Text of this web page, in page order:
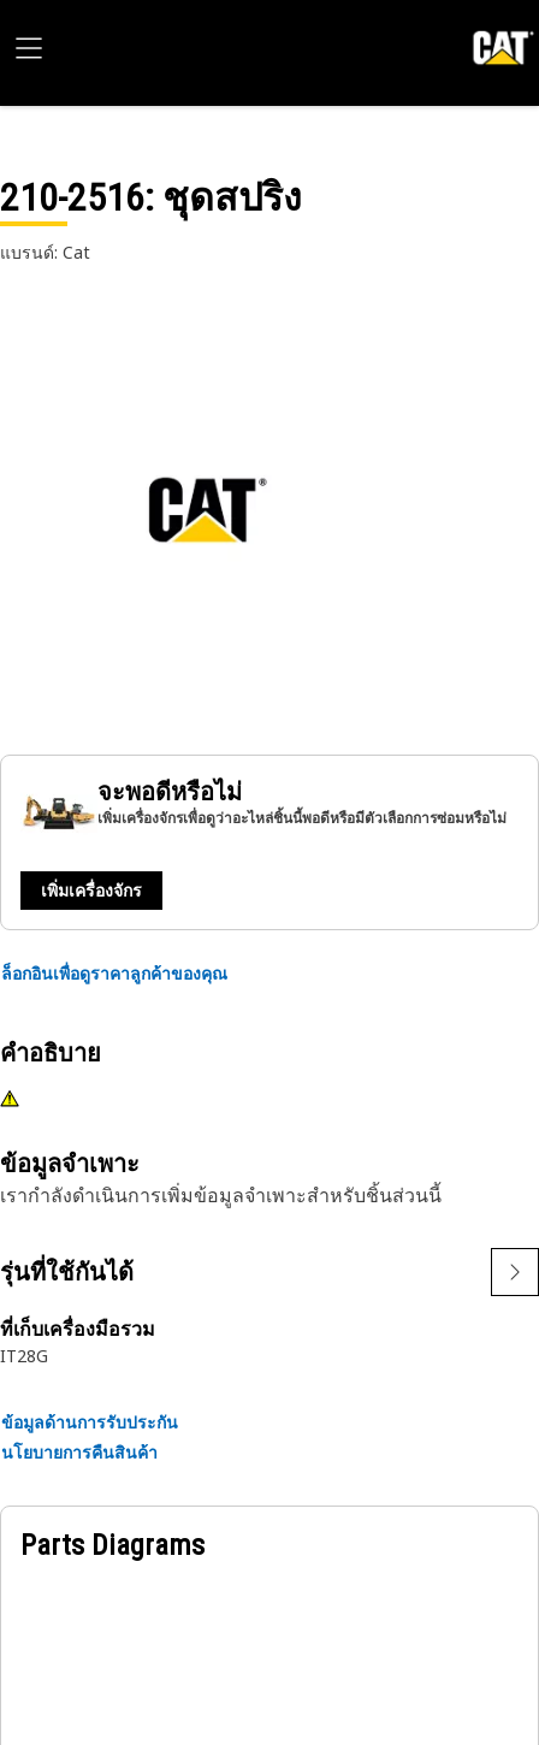
210-2516: ชุดสปริง
แบรนด์: Cat
จะพอดีหรือไม่
เพิ่มเครื่องจักรเพื่อดูว่าอะไหล่ชิ้นนี้พอดีหรือมีตัวเลือกการซ่อมหรือไม่
เพิ่มเครื่องจักร
ล็อกอินเพื่อดูราคาลูกค้าของคุณ
คำอธิบาย
ข้อมูลจำเพาะ
เรากำลังดำเนินการเพิ่มข้อมูลจำเพาะสำหรับชิ้นส่วนนี้
รุ่นที่ใช้กันได้
ที่เก็บเครื่องมือรวม
IT28G
ข้อมูลด้านการรับประกัน
นโยบายการคืนสินค้า
Parts Diagrams